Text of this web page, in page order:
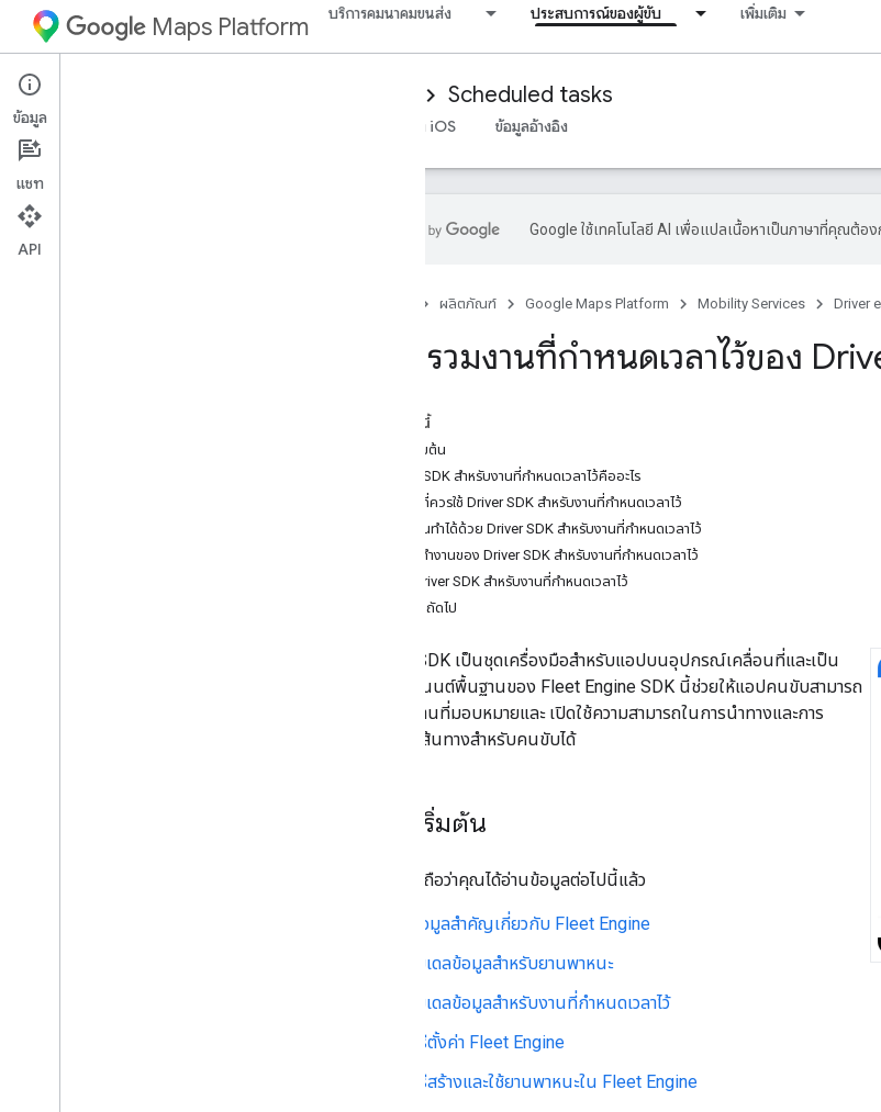
Maps Platform บริการคมนาคมขนส่ง ประสบการณ์ของผู้ขับ เพิ่มเติม
Mobility Services Scheduled tasks
ภาพรวม SDK ไดรเวอร์ของ iOS ข้อมูลอ้างอิง
Google ใช้เทคโนโลยี AI เพื่อแปลเนื้อหาเป็นภาษาที่คุณต้อ
ผลิตภัณฑ์ Google Maps Platform Mobility Services Driver
ภาพรวมงานที่กำหนดเวลาไว้ของ
ในหน้านี้
ก่อนเริ่มต้น
Driver SDK สำหรับงานที่กำหนดเวลาไว้คืออะไร
เหตุผลที่ควรใช้ Driver SDK สำหรับงานที่กำหนดเวลาไว้
สิ่งที่คุณทำได้ด้วย Driver SDK สำหรับงานที่กำหนดเวลาไว้
วิธีการทำงานของ Driver SDK สำหรับงานที่กำหนดเวลาไว้
วิธีใช้ Driver SDK สำหรับงานที่กำหนดเวลาไว้
ขั้นตอนถัดไป
Driver SDK เป็นชุดเครื่องมือสำหรับแอปบนอุปกรณ์เคลื่อนที่และเป็น
คอมโพเนนต์พื้นฐานของ Fleet Engine SDK นี้ช่วยให้แอปคนขับสามารถ
จัดการงานที่มอบหมายและ เปิดใช้ความสามารถในการนำทางและการ
กำหนดเส้นทางสำหรับคนขับได้
ก่อนเริ่มต้น
คู่มือนี้จะถือว่าคุณได้อ่านข้อมูลต่อไปนี้แล้ว
ข้อมูลสำคัญเกี่ยวกับ Fleet Engine
โมเดลข้อมูลสำหรับยานพาหนะ
โมเดลข้อมูลสำหรับงานที่กำหนดเวลาไว้
วิธีตั้งค่า Fleet Engine
วิธีสร้างและใช้ยานพาหนะใน Fleet Engine
ข้อมูล
แชท
API